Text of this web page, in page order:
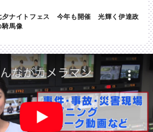
夕ナイトフェス 今年も開催 光輝く伊達政
騎馬像